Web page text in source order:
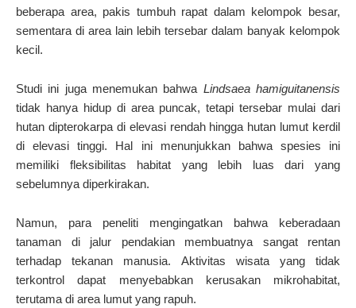
beberapa area, pakis tumbuh rapat dalam kelompok besar,
sementara di area lain lebih tersebar dalam banyak kelompok
kecil.
Studi ini juga menemukan bahwa Lindsaea hamiguitanensis
tidak hanya hidup di area puncak, tetapi tersebar mulai dari
hutan dipterokarpa di elevasi rendah hingga hutan lumut kerdil
di elevasi tinggi. Hal ini menunjukkan bahwa spesies ini
memiliki fleksibilitas habitat yang lebih luas dari yang
sebelumnya diperkirakan.
Namun, para peneliti mengingatkan bahwa keberadaan
tanaman di jalur pendakian membuatnya sangat rentan
terhadap tekanan manusia. Aktivitas wisata yang tidak
terkontrol dapat menyebabkan kerusakan mikrohabitat,
terutama di area lumut yang rapuh.